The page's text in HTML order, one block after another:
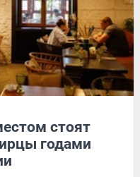
стоят
годами